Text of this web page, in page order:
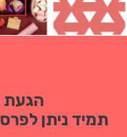
הגעת
תמיד ניתן